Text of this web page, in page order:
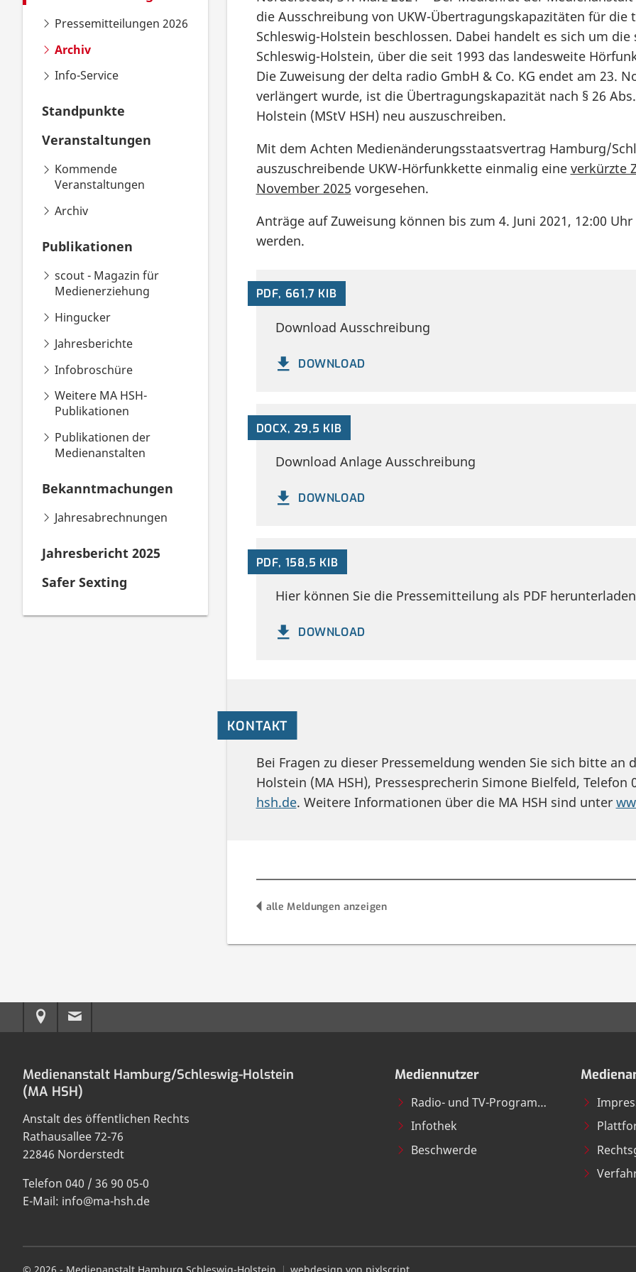
die Ausschreibung von UKW-Übertragungskapazitäten für
Schleswig-Holstein beschlossen. Dabei handelt es sich um
Schleswig-Holstein, über die seit 1993 das landesweite
Die Zuweisung der delta radio GmbH & Co. KG endet am 23.
verlängert wurde, ist die Übertragungskapazität nach § 26
Holstein (MStV HSH) neu auszuschreiben.
Mit dem Achten Medienänderungsstaatsvertrag Hamburg/
auszuschreibende UKW-Hörfunkkette einmalig eine verkürzte
November 2025 vorgesehen.
Anträge auf Zuweisung können bis zum 4. Juni 2021, 12:00
werden.
PDF, 661,7 KIB
Download Ausschreibung
DOWNLOAD
DOCX, 29,5 KIB
Download Anlage Ausschreibung
DOWNLOAD
PDF, 158,5 KIB
Hier können Sie die Pressemitteilung als PDF
DOWNLOAD
KONTAKT
Bei Fragen zu dieser Pressemeldung wenden Sie sich bitte
Holstein (MA HSH), Pressesprecherin Simone Bielfeld, Telefon
hsh.de. Weitere Informationen über die MA HSH sind unter
alle Meldungen anzeigen
Pressemitteilungen 2026
Archiv
Info-Service
Standpunkte
Veranstaltungen
Kommende
Veranstaltungen
Archiv
Publikationen
scout - Magazin für
Medienerziehung
Hingucker
Jahresberichte
Infobroschüre
Weitere MA HSH-
Publikationen
Publikationen der
Medienanstalten
Bekanntmachungen
Jahresabrechnungen
Jahresbericht 2025
Safer Sexting
Anreise
MA
HSH
E-
an
MA
HSH
senden
Medienanstalt Hamburg/Schleswig-Holstein
(MA HSH)
Anstalt des öffentlichen Rechts
Rathausallee 72-76
22846 Norderstedt
Telefon 040 / 36 90 05-0
E-Mail: info@ma-hsh.de
Mediennutzer
Radio- und TV-Programme
Infothek
Beschwerde